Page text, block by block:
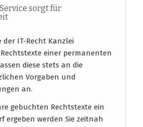
sorgt für
der IT-Recht Kanzlei
einer permanenten
diese stets an die
Vorgaben und
an.
gebuchten Rechtstexte ein
ergeben werden Sie zeitnah